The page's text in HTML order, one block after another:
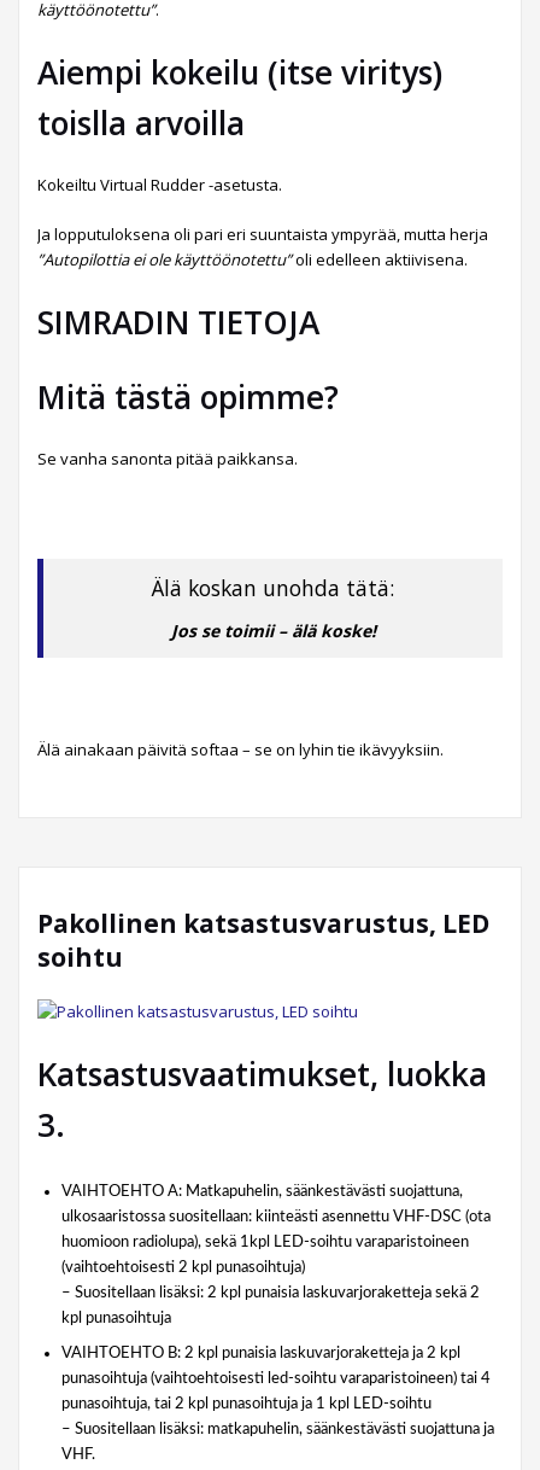
käyttöönotettu”.
Aiempi kokeilu (itse viritys)
toislla arvoilla
Kokeiltu Virtual Rudder -asetusta.
Ja lopputuloksena oli pari eri suuntaista ympyrää, mutta herja
”Autopilottia ei ole käyttöönotettu”oli edelleen aktiivisena.
SIMRADIN TIETOJA
Mitä tästä opimme?
Se vanha sanonta pitää paikkansa.
Älä koskan unohda tätä:
Jos se toimii – älä koske!
Älä ainakaan päivitä softaa – se on lyhin tie ikävyyksiin.
Pakollinen katsastusvarustus, LED
soihtu
Katsastusvaatimukset, luokka
3.
VAIHTOEHTO A: Matkapuhelin, säänkestävästi suojattuna,
ulkosaaristossa suositellaan: kiinteästi asennettu VHF-DSC (ota
huomioon radiolupa), sekä 1kpl LED-soihtu varaparistoineen
(vaihtoehtoisesti 2 kpl punasoihtuja)
– Suositellaan lisäksi: 2 kpl punaisia laskuvarjoraketteja sekä 2
kpl punasoihtuja
VAIHTOEHTO B: 2 kpl punaisia laskuvarjoraketteja ja 2 kpl
punasoihtuja (vaihtoehtoisesti led-soihtu varaparistoineen) tai 4
punasoihtuja, tai 2 kpl punasoihtuja ja 1 kpl LED-soihtu
– Suositellaan lisäksi: matkapuhelin, säänkestävästi suojattuna ja
VHF.